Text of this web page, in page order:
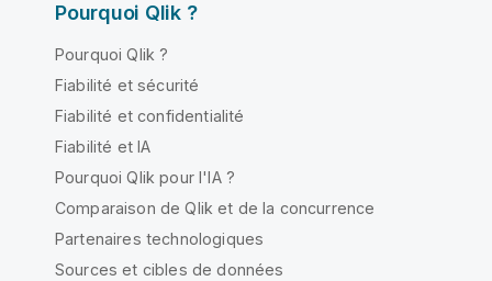
Pourquoi Qlik ?
Pourquoi Qlik ?
Fiabilité et sécurité
Fiabilité et confidentialité
Fiabilité et IA
Pourquoi Qlik pour l'IA ?
Comparaison de Qlik et de la concurrence
Partenaires technologiques
Sources et cibles de données